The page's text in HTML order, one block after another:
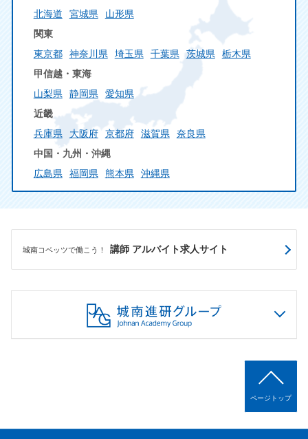
北海道
宮城県
山形県
関東
東京都
神奈川県 埼玉県 千葉県 茨城県
栃木県
甲信越・東海
山梨県
静岡県
愛知県
近畿
兵庫県
大阪府 京都府 滋賀県
奈良県
中国・九州・沖縄
広島県
福岡県 熊本県 沖縄県
城南コベッツで働こう！ 講師 アルバイト求人サイト
ページトップ